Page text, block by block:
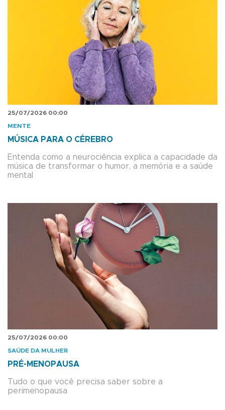
25/07/2026 00:00
MENTE
MÚSICA PARA O CÉREBRO
Entenda como a neurociência explica a capacidade da
música de transformar o humor, a memória e a saúde
mental
25/07/2026 00:00
SAÚDE DA MULHER
PRÉ-MENOPAUSA
Tudo o que você precisa saber sobre a
perimenopausa